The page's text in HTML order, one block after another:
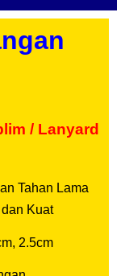
/ Lanyard
Tahan Lama
Kuat
2.5cm